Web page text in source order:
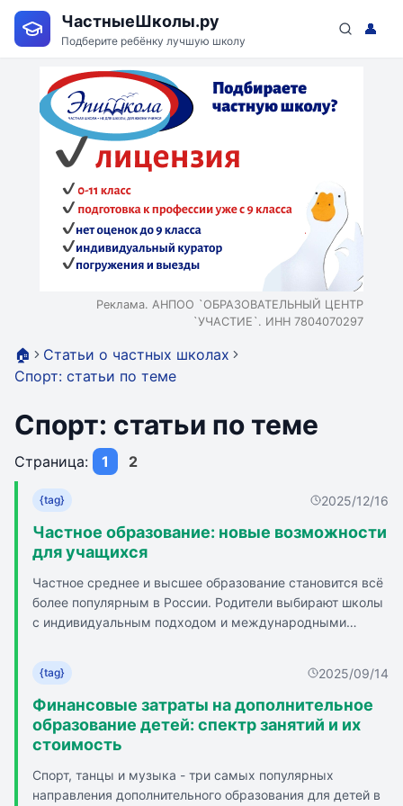
ЧастныеШколы.ру
Подберите ребёнку лучшую школу
👤
Реклама. АНПОО `ОБРАЗОВАТЕЛЬНЫЙ ЦЕНТР
`УЧАСТИЕ`. ИНН 7804070297
🏠
Статьи о частных школах
Спорт: статьи по теме
Спорт: статьи по теме
Страница: 1 2
{tag} 2025/12/16
Частное образование: новые возможности
для учащихся
Частное среднее и высшее образование становится всё
более популярным в России. Родители выбирают школы
с индивидуальным подходом и международными
важным фактором успешного будущего. Частные школы
предлагают высокое качество обучения,
персонализированный подход и инновационные
методики. Дополнительные программы включают
второй иностранный язык, робототехнику,
предпринимательство. Частные школы уделяют
внимание развитию личности и социальных навыков
{tag} 2025/09/14
Финансовые затраты на дополнительное
образование детей: спектр занятий и их
стоимость
Спорт, танцы и музыка - три самых популярных
направления дополнительного образования для детей в